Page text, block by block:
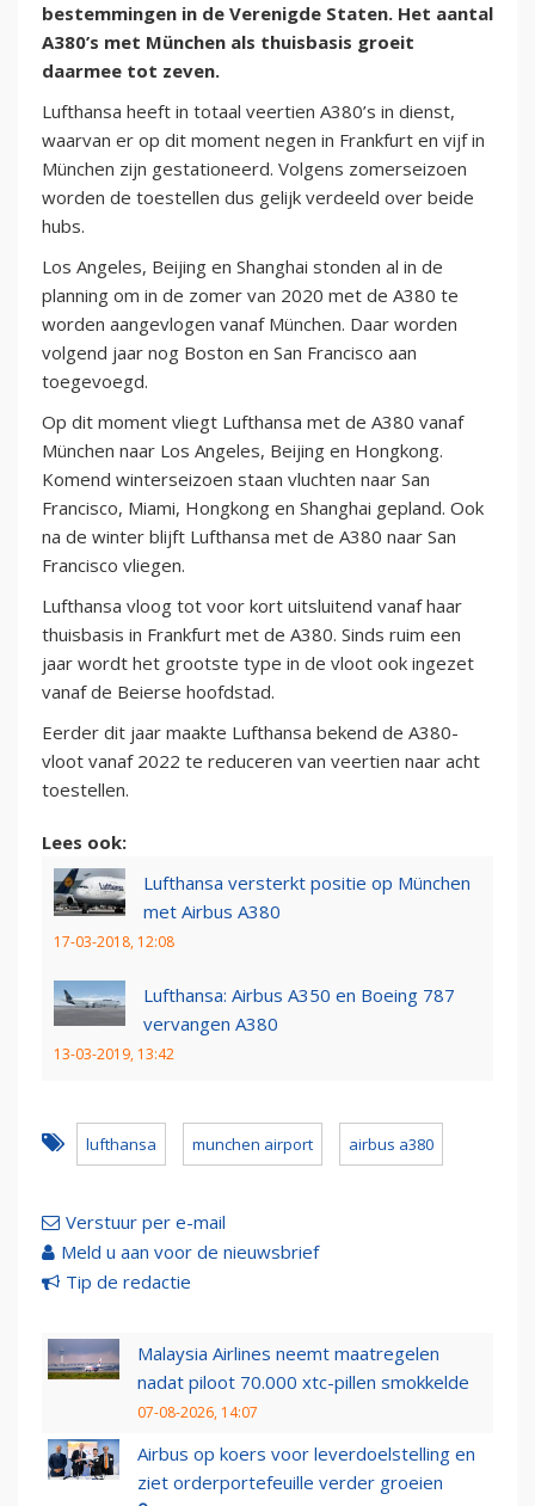
bestemmingen in de Verenigde Staten. Het aantal
A380’s met München als thuisbasis groeit
daarmee tot zeven.
Lufthansa heeft in totaal veertien A380’s in dienst,
waarvan er op dit moment negen in Frankfurt en vijf in
München zijn gestationeerd. Volgens zomerseizoen
worden de toestellen dus gelijk verdeeld over beide
hubs.
Los Angeles, Beijing en Shanghai stonden al in de
planning om in de zomer van 2020 met de A380 te
worden aangevlogen vanaf München. Daar worden
volgend jaar nog Boston en San Francisco aan
toegevoegd.
Op dit moment vliegt Lufthansa met de A380 vanaf
München naar Los Angeles, Beijing en Hongkong.
Komend winterseizoen staan vluchten naar San
Francisco, Miami, Hongkong en Shanghai gepland. Ook
na de winter blijft Lufthansa met de A380 naar San
Francisco vliegen.
Lufthansa vloog tot voor kort uitsluitend vanaf haar
thuisbasis in Frankfurt met de A380. Sinds ruim een
jaar wordt het grootste type in de vloot ook ingezet
vanaf de Beierse hoofdstad.
Eerder dit jaar maakte Lufthansa bekend de A380-
vloot vanaf 2022 te reduceren van veertien naar acht
toestellen.
Lees ook:
Lufthansa versterkt positie op München
met Airbus A380
17-03-2018, 12:08
Lufthansa: Airbus A350 en Boeing 787
vervangen A380
13-03-2019, 13:42
lufthansa munchen airport airbus a380
Verstuur per e-mail
Meld u aan voor de nieuwsbrief
Tip de redactie
Malaysia Airlines neemt maatregelen
nadat piloot 70.000 xtc-pillen smokkelde
07-08-2026, 14:07
Airbus op koers voor leverdoelstelling en
ziet orderportefeuille verder groeien